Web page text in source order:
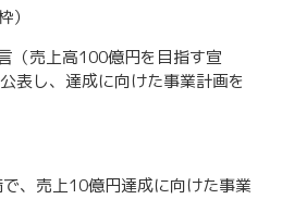
（売上高100億円を目指す宣
表し、達成に向けた事業計画を
、売上10億円達成に向けた事業